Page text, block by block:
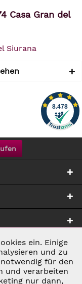
Casa Gran del
Siurana
Aktiv
Inaktiv
ein. Einige
und zu
für den
und verarbeiten
nur dann,